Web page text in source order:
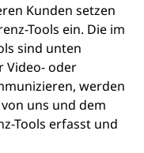
Kunden setzen
Tools ein. Die im
sind unten
Video- oder
werden
uns und dem
Tools erfasst und